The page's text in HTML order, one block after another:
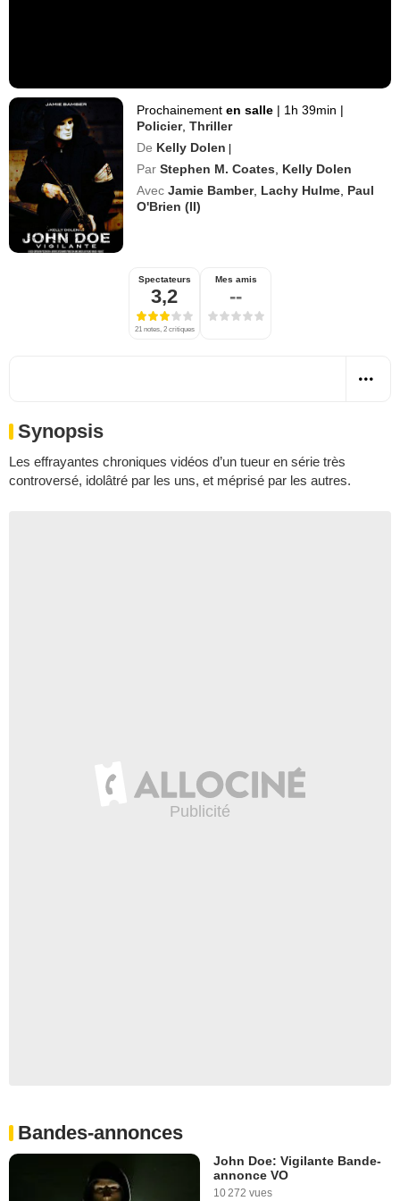
Prochainementen salle | 1h 39min |
Policier,Thriller
De Kelly Dolen |
Par Stephen M. Coates
Kelly Dolen
Avec Jamie Bamber, Lachy Hulme Paul
O'Brien (II)
Spectateurs
3,2
21 notes, 2 critiques
Mes amis
--
Synopsis
Les effrayantes chroniques vidéos d’un tueur en série très
controversé, idolâtré par les uns, et méprisé par les autres.
Bandes-annonces
John Doe: Vigilante Bande-
annonce VO
10 272 vues